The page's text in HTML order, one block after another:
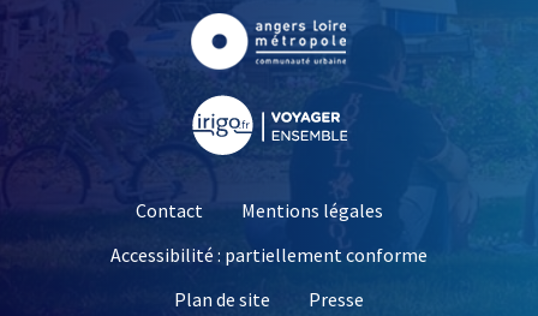
, Ouvre une nouvelle
Contact
Mentions légales
Accessibilité : partiellement conforme
Plan de site
Presse